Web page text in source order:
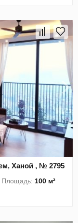
Ханой , № 2795
Площадь:100 м²